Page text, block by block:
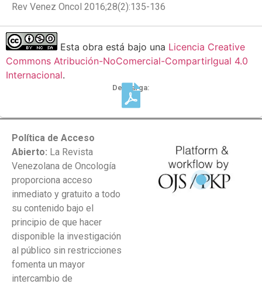
Rev Venez Oncol 2016;28(2):135-136
Esta obra está bajo una Licencia Creative
Commons Atribución-NoComercial-CompartirIgual 4.0
Internacional.
Descarga:
Política de Acceso
Abierto: La Revista
Venezolana de Oncología
proporciona acceso
inmediato y gratuito a todo
su contenido bajo el
principio de que hacer
disponible la investigación
al público sin restricciones
fomenta un mayor
intercambio de